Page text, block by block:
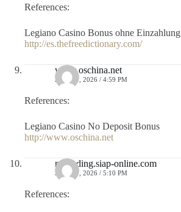
References:
Legiano Casino Bonus ohne Einzahlung
http://es.thefreedictionary.com/
www.oschina.net
JULIO 9, 2026 / 4:59 PM
References:
Legiano Casino No Deposit Bonus
http://www.oschina.net
m.landing.siap-online.com
JULIO 9, 2026 / 5:10 PM
References: